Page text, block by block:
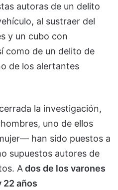
autoras de un delito
al sustraer del
y un cubo con
como de un delito de
de los alertantes
la investigación,
uno de ellos
han sido puestos a
supuestos autores de
Ados de los varones
22 años